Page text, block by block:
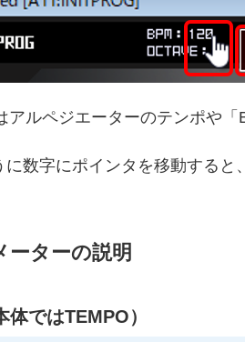
アルペジエーターのテンポや
に数字にポインタを移動すると
ーターの説明
体ではTEMPO）